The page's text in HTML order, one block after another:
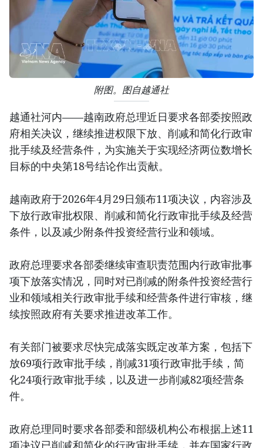
附图。图自越通社
越通社河内——越南政府总理近日要求各部委按照政
府相关决议，继续推进权限下放、削减和简化行政审
批手续及经营条件，为实施关于实现经济两位数增长
目标的中央第18号结论作出贡献。
越南政府于2026年4月29日颁布11项决议，内容涉及
下放行政审批权限、削减和简化行政审批手续及经营
条件，以及减少附条件投资经营行业和领域。
政府总理要求各部委继续审查职责范围内行政审批事
项下放落实情况，同时对已削减的附条件投资经营行
业和领域相关行政审批手续和经营条件进行审核，继
续按照政府有关要求推进改革工作。
有关部门被要求尽快完成落实既定改革方案，包括下
放69项行政审批手续，削减31项行政审批手续，简
化24项行政审批手续，以及进一步削减82项经营条
件。
政府总理同时要求各部委和部级机构公布根据上述11
项决议已削减和简化的行政审批手续，并在国家行政